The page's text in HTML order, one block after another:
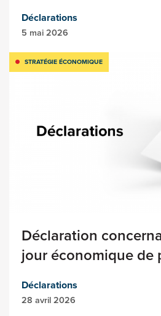
Déclarations
5 mai 2026
STRATÉGIE ÉCONOMIQUE
Déclaration
jour économique de
Déclarations
28 avril 2026